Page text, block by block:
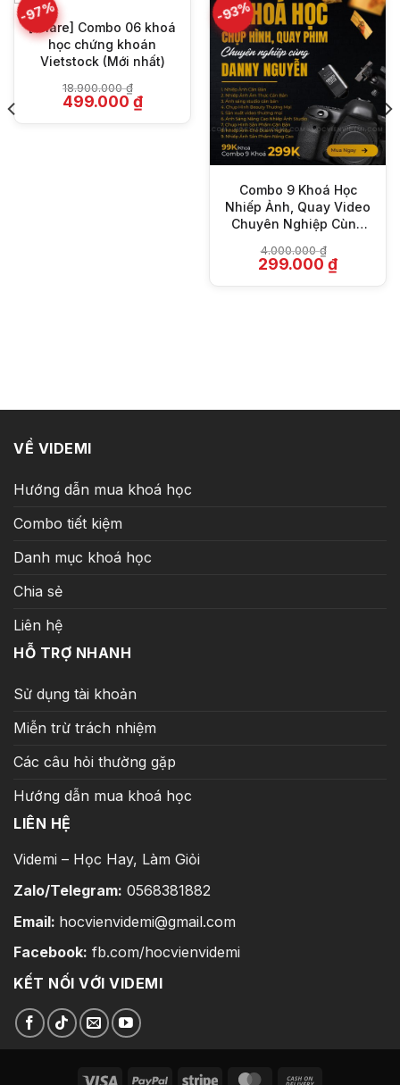
-97%
[Share] Combo 06 khoá
học chứng khoán
Vietstock (Mới nhất)
18.900.000₫
Giá
gốc
499.000 ₫Giá
hiện
-93%
Combo 9 Khoá Học
Nhiếp Ảnh, Quay Video
Chuyên Nghiệp Cùng
4.000.000₫
Giá
gốc
299.000₫Giá
VỀ VIDEMI
Hướng dẫn mua khoá học
Combo tiết kiệm
Danh mục khoá học
Chia sẻ
Liên hệ
HỖ TRỢ NHANH
Sử dụng tài khoản
Miễn trừ trách nhiệm
Các câu hỏi thường gặp
Hướng dẫn mua khoá học
LIÊN HỆ
Videmi – Học Hay, Làm Giỏi
Zalo/Telegram: 0568381882
Email: hocvienvidemi@gmail.com
Facebook: fb.com/hocvienvidemi
KẾT NỐI VỚI VIDEMI